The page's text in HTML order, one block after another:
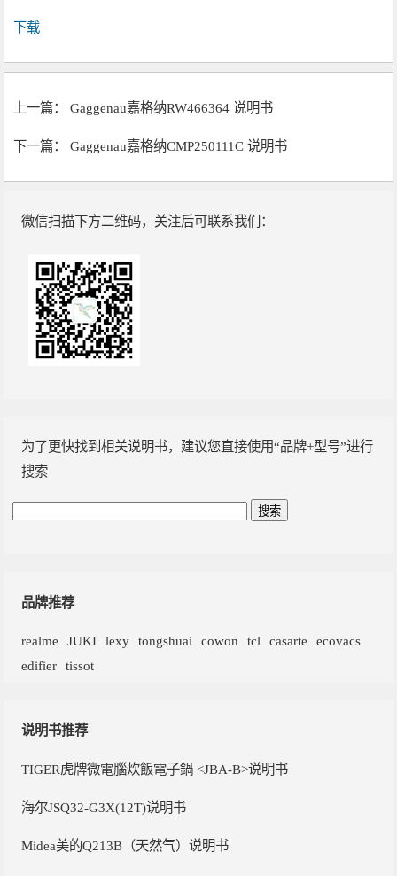
下载
上一篇：Gaggenau嘉格纳RW466364 说明书
下一篇：Gaggenau嘉格纳CMP250111C 说明书
微信扫描下方二维码，关注后可联系我们：
为了更快找到相关说明书，建议您直接使用“品牌+型号”进行
搜索
品牌推荐
realme JUKI lexy tongshuai cowon tcl casarte
ecovacs
edifier
tissot
说明书推荐
TIGER虎牌微電腦炊飯電子鍋 <JBA-B>说明书
海尔JSQ32-G3X(12T)说明书
Midea美的Q213B（天然气）说明书